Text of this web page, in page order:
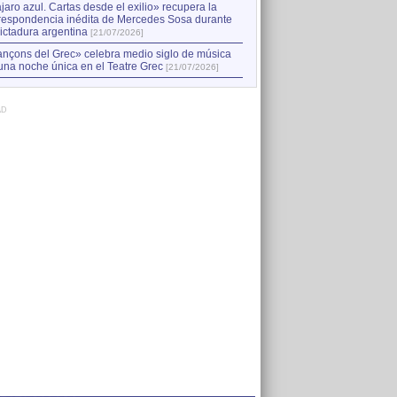
azul. Cartas desde el exilio» recupera la
inédita de Mercedes Sosa durante
argentina [21/07/2026]
del Grec» celebra medio siglo de música
noche única en el Teatre Grec [21/07/2026]